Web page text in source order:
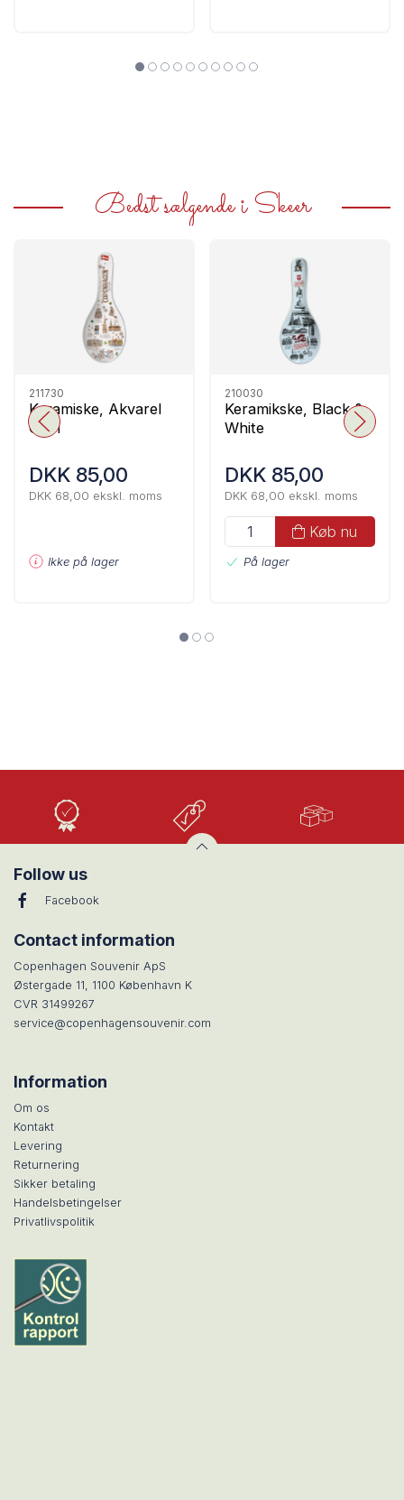
Bedst sælgende i Skeer
211730
Keramiske, Akvarel
CPH
DKK 85,00
DKK 68,00 ekskl. moms
Ikke på lager
210030
Keramikske, Black &
White
DKK 85,00
DKK 68,00 ekskl. moms
Køb nu
På lager
Kvalitet
Follow us
Facebook
Contact information
Copenhagen Souvenir ApS
Østergade 11, 1100 København K
CVR 31499267
service@copenhagensouvenir.com
Information
Om os
Kontakt
Levering
Returnering
Sikker betaling
Handelsbetingelser
Privatlivspolitik